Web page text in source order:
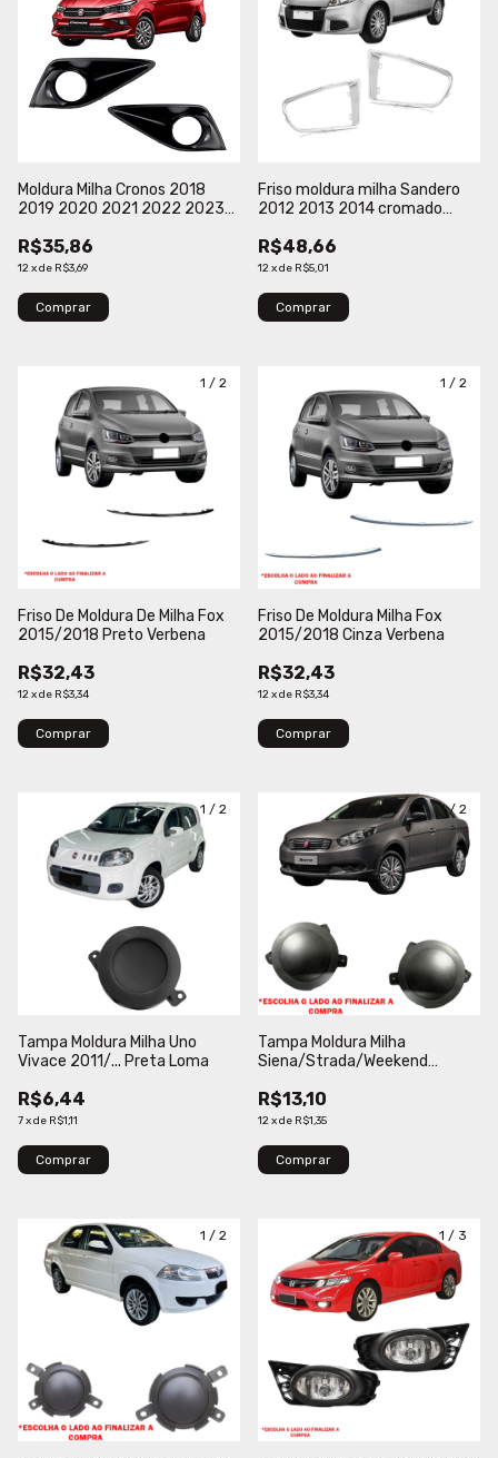
Moldura Milha Cronos 2018
2019 2020 2021 2022 2023
SKYWIND
R$35,86
12xde R$3,69
Comprar
Friso moldura milha Sandero
2012 2013 2014 cromado
R$48,66
12xde R$5,01
Comprar
1 / 2
Friso De Moldura De Milha Fox
2015/2018 Preto Verbena
R$32,43
12xde R$3,34
Comprar
1 / 2
Friso De Moldura Milha Fox
2015/2018 Cinza Verbena
R$32,43
12xde R$3,34
Comprar
1 / 2
Tampa Moldura Milha Uno
Vivace 2011/... Preta Loma
R$6,44
7xde R$1,11
1/ 2
Tampa Moldura Milha
Siena/Strada/Weekend
R$13,10
12xde R$1,35
Comprar
1 / 2 1 / 3